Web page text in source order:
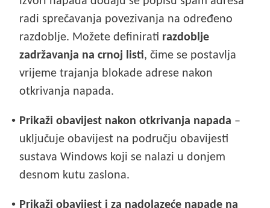
radi sprečavanja povezivanja na određeno
razdoblje. Možete definirati razdoblje
zadržavanja na crnoj listi, čime se postavlja
vrijeme trajanja blokade adrese nakon
otkrivanja napada.
• Prikaži obavijest nakon otkrivanja napada –
uključuje obavijest na području obavijesti
sustava Windows koji se nalazi u donjem
desnom kutu zaslona.
• Prikaži obavijest i za nadolazeće napade na